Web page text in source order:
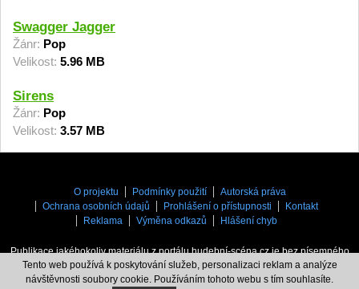
Swagger Jagger
Žánr: Pop
Velikost: 5.96 MB
Sirens
Žánr: Pop
Velikost: 3.57 MB
O projektu Podmínky použití
Autorská práva
Ochrana osobních údajů
Prohlášení o přístupnosti
Kontakt
Reklama
Výměna odkazů Hlášení chyb
Publikace jakéhokoliv materiálu z portálu hudební-scéna.cz je bez písemného
souhlasu zakázaná.
hudebni-scena.cz© 2006 - 2026. ProvozovatelMYPS, s.r.o.
Tento web používá k poskytování služeb, personalizaci reklam a analýze
návštěvnosti soubory cookie. Používáním tohoto webu s tím souhlasíte.